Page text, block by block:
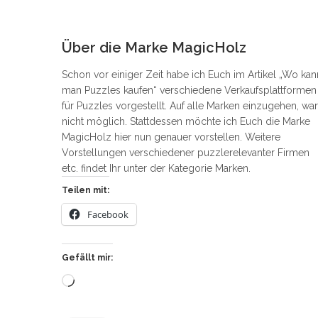
Über die Marke MagicHolz
Schon vor einiger Zeit habe ich Euch im Artikel „Wo
man Puzzles kaufen“ verschiedene Verkaufsplattformen
für Puzzles vorgestellt. Auf alle Marken einzugehen, war
nicht möglich. Stattdessen möchte ich Euch die Marke
MagicHolz hier nun genauer vorstellen. Weitere
Vorstellungen verschiedener puzzlerelevanter Firmen
etc. findet Ihr unter der Kategorie Marken.
Teilen mit:
Facebook
Gefällt mir:
Wird